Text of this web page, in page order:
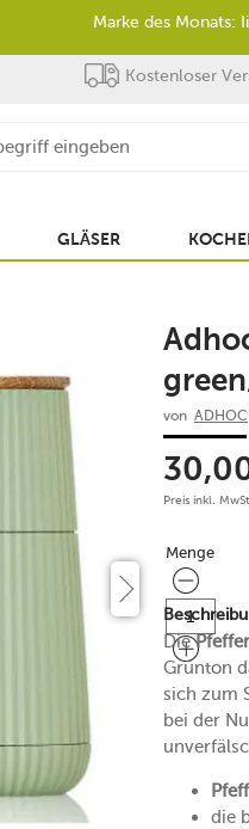
Kostenloser
GLÄSER
von ADHOC
Preis inkl.
Menge
Menge
Die
Grünton
sich zum
bei der
die
Marke des Monats: